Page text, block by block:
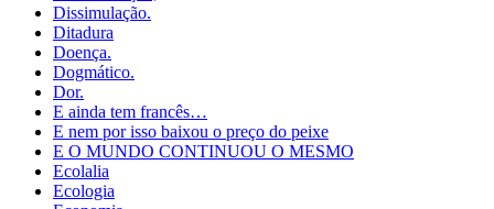
Dissimulação.
Ditadura
Doença.
Dogmático.
Dor.
E ainda tem francês…
E nem por isso baixou o preço do peixe
E O MUNDO CONTINUOU O MESMO
Ecolalia
Ecologia